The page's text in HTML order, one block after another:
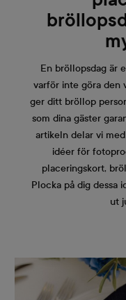
En bröllopsdag är
varför inte göra den
ger ditt bröllop
som dina gäster
artikeln delar vi
idéer för
placeringskort,
Plocka på dig dessa
ut